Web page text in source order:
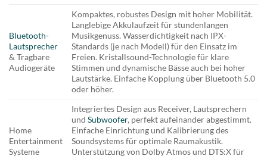
Bluetooth-
Lautsprecher
& Tragbare
Audiogeräte
Kompaktes, robustes Design mit hoher Mobilität.
Langlebige Akkulaufzeit für stundenlangen
Musikgenuss. Wasserdichtigkeit nach IPX-
Standards (je nach Modell) für den Einsatz im
Freien. Kristallsound-Technologie für klare
Stimmen und dynamische Bässe auch bei hoher
Lautstärke. Einfache Kopplung über Bluetooth 5.0
oder höher.
Home
Entertainment
Systeme
Integriertes Design aus Receiver, Lautsprechern
undSubwoofer, perfekt aufeinander abgestimmt.
Einfache Einrichtung und Kalibrierung des
Soundsystems für optimale Raumakustik.
Unterstützung von Dolby Atmos und DTS:X für